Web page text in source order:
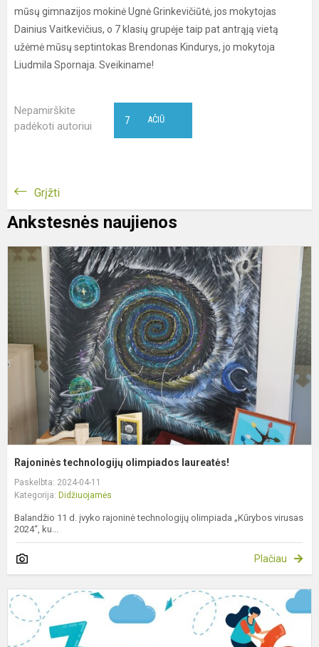
mūsų gimnazijos mokinė Ugnė Grinkevičiūtė, jos mokytojas
Dainius Vaitkevičius, o 7 klasių grupėje taip pat antrąją vietą
užėmė mūsų septintokas Brendonas Kindurys, jo mokytoja
Liudmila Spornaja. Sveikiname!
Nepamirškite
padėkoti autoriui
AČIŪ
7
Grįžti
Ankstesnės naujienos
Rajoninės technologijų olimpiados laureatės!
Paskelbta: 2024-04-11
Kategorija: Didžiuojamės
Balandžio 11 d. įvyko rajoninė technologijų olimpiada „Kūrybos virusas
2024“, ku...
Plačiau